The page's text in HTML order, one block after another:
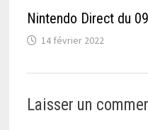
Nintendo Direct du
14 février 2022
Laisser un